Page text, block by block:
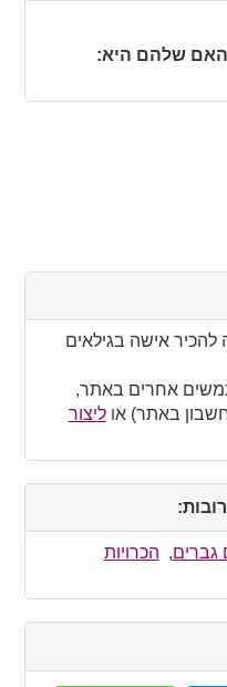
האם שלהם היא:
להכיר אישה בגילאים
אחרים באתר,
באתר) אוליצור
to
collapseגברים, הכרויות